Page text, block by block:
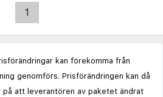
1
kan förekomma från
genomförs. Prisförändringen kan då
att leverantören av paketet ändrat